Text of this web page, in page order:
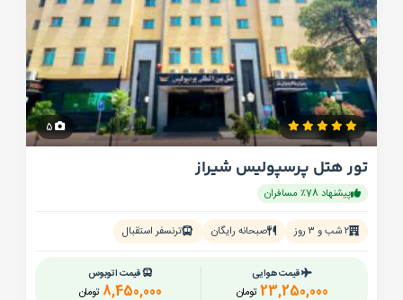
تور هتل پرسپولیس شیراز
پیشنهاد 78٪ مسافران
۲ شب و ۳ روز صبحانه رایگان ترنسفر استقبال
قیمت هوایی
تومان 23,250,000
قیمت اتوبوس
تومان 8,450,000